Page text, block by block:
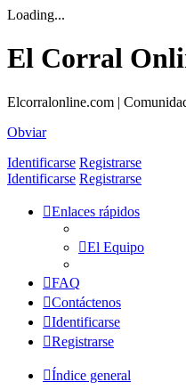
Loading...
El Corral
Elcorralonline.com |
Obviar
Identificarse Registrarse
Identificarse Registrarse
Enlaces rápidos
El Equipo
FAQ
Contáctenos
Identificarse
Registrarse
Índice general